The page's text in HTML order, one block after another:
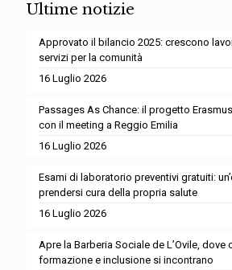
Ultime notizie
Approvato il bilancio 2025: crescono
servizi per la comunità
16 Luglio 2026
Passages As Chance: il progetto
con il meeting a Reggio Emilia
16 Luglio 2026
Esami di laboratorio preventivi gratuiti:
prendersi cura della propria salute
16 Luglio 2026
Apre la Barberia Sociale de L’Ovile, dove
formazione e inclusione si incontrano